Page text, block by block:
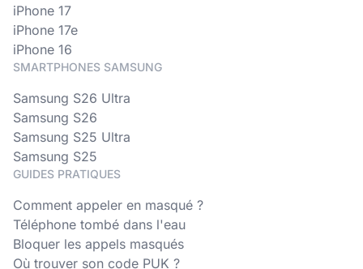
iPhone 17
iPhone 17e
iPhone 16
SMARTPHONES SAMSUNG
Samsung S26 Ultra
Samsung S26
Samsung S25 Ultra
Samsung S25
GUIDES PRATIQUES
Comment appeler en masqué ?
Téléphone tombé dans l'eau
Bloquer les appels masqués
Où trouver son code PUK ?